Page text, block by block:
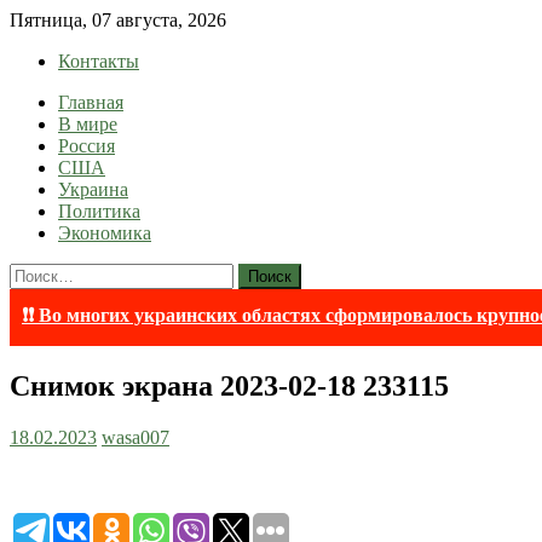
Skip
content
Пятница, 07 августа, 2026
Контакты
lentaruss
lentaruss — Новости
Главная
В мире
Россия
США
Украина
Политика
Экономика
Найти:
❗❗ Во многих украинских областях сформировалось
Снимок экрана 2023-02-18 233115
18.02.2023 wasa007